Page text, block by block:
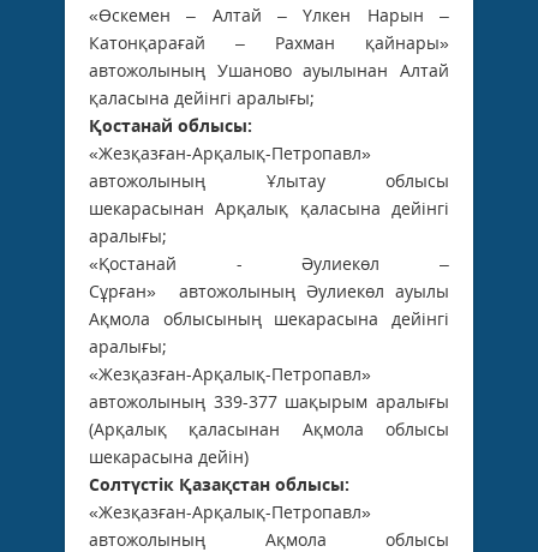
«Өскемен – Алтай – Үлкен Нарын –
Катонқарағай – Рахман қайнары»
автожолының Ушаново ауылынан Алтай
қаласына дейінгі аралығы;
Қостанай облысы:
«Жезқазған-Арқалық-Петропавл»
автожолының Ұлытау облысы
шекарасынан Арқалық қаласына дейінгі
аралығы;
«Қостанай - Әулиекөл –
Сұрған» автожолының Әулиекөл ауылы
Ақмола облысының шекарасына дейінгі
аралығы;
«Жезқазған-Арқалық-Петропавл»
автожолының 339-377 шақырым аралығы
(Арқалық қаласынан Ақмола облысы
шекарасына дейін)
Солтүстік Қазақстан облысы:
«Жезқазған-Арқалық-Петропавл»
автожолының Ақмола облысы